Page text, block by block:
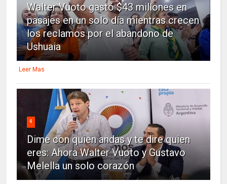
Walter Vuoto gastó $43 millones en
pasajes en un solo día mientras crecen
los reclamos por el abandono de
Ushuaia
Leer Mas
4
Dime con quien andas y te dire quien
eres: Ahora Walter Vuoto y Gustavo
Melella un solo corazón